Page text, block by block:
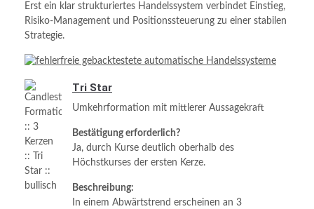
Erst ein klar strukturiertes Handelssystem verbindet Einstieg,
Risiko-Management und Positionssteuerung zu einer stabilen
Strategie.
Tri Star
Umkehrformation mit mittlerer Aussagekraft
Bestätigung erforderlich?
Ja, durch Kurse deutlich oberhalb des
Höchstkurses der ersten Kerze.
Beschreibung:
In einem Abwärtstrend erscheinen an 3